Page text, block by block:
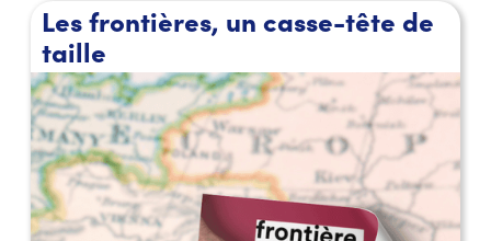
Les frontières, un casse-tête de
taille